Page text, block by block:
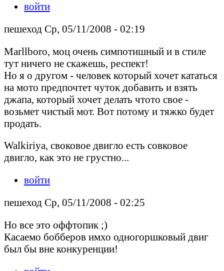
войти
пешеход Ср, 05/11/2008 - 02:19
Marllboro, моц очень симпотишный и в стиле
тут ничего не скажешь, респект!
Но я о другом - человек который хочет кататься
на мото предпочтет чуток добавить и взять
джапа, который хочет делать чтото свое -
возьмет чистый мот. Вот потому и тяжко будет
продать.
Walkiriya, своковое двигло есть совковое
двигло, как это не грустно...
войти
пешеход Ср, 05/11/2008 - 02:25
Но все это оффтопик ;)
Касаемо бобберов имхо одногоршковый двиг
был бы вне конкуренции!